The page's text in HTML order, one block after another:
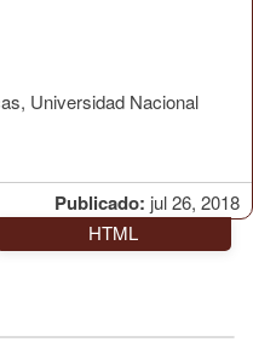
Publicado: jul 26, 2018
Universidad Nacional
HTML